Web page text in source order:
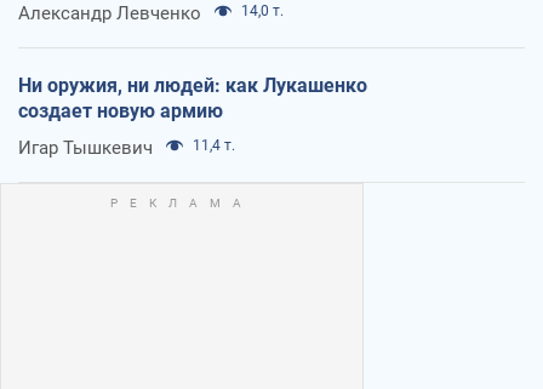
Александр Левченко 14,0 т.
Ни оружия, ни людей: как Лукашенко
создает новую армию
Игар Тышкевич 11,4 т.